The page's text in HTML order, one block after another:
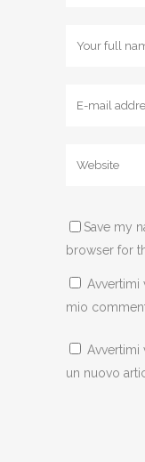
Save my
browser for
Avvertimi
mio
Avvertimi
un nuovo